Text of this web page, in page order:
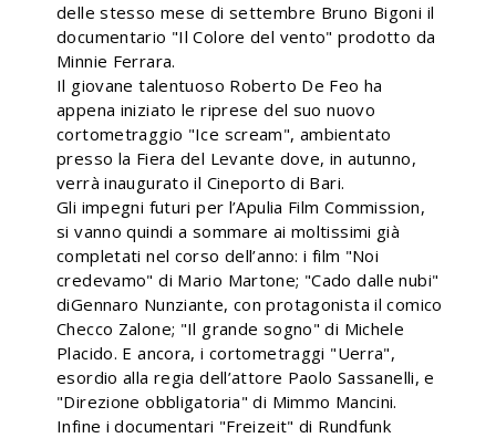
delle stesso mese di settembre Bruno Bigoni il
documentario "Il Colore del vento" prodotto da
Minnie Ferrara.
Il giovane talentuoso Roberto De Feo ha
appena iniziato le riprese del suo nuovo
cortometraggio "Ice scream", ambientato
presso la Fiera del Levante dove, in autunno,
verrà inaugurato il Cineporto di Bari.
Gli impegni futuri per l’Apulia Film Commission,
si vanno quindi a sommare ai moltissimi già
completati nel corso dell’anno: i film "Noi
credevamo" di Mario Martone; "Cado dalle nubi"
diGennaro Nunziante, con protagonista il comico
Checco Zalone; "Il grande sogno" di Michele
Placido. E ancora, i cortometraggi "Uerra",
esordio alla regia dell’attore Paolo Sassanelli, e
"Direzione obbligatoria" di Mimmo Mancini.
Infine i documentari "Freizeit" di Rundfunk